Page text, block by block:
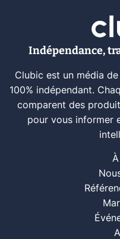
Indépendance,
Clubic est un média
100% indépendant.
comparent des
pour vous informer